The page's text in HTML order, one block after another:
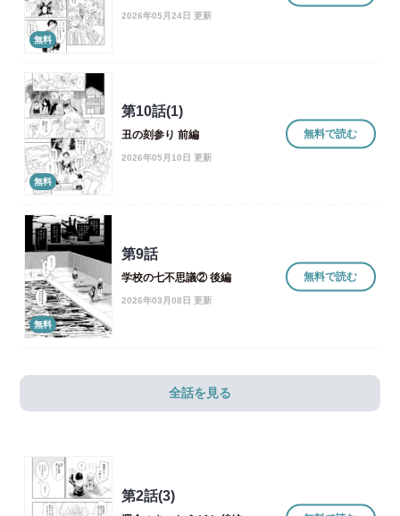
無料
2026年05月24日 更新
無料
第10話(1)
丑の刻参り 前編
2026年05月10日 更新
無料で読む
無料
第9話
学校の七不思議② 後編
2026年03月08日 更新
無料で読む
全話を見る
第2話(3)